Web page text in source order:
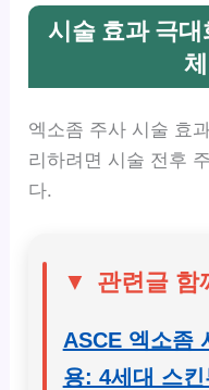
시술 효과 극
엑소좀 주사 시술 효
리하려면 시술 전후
다.
▼ 관련글 함
ASCE 엑소좀
용: 4세대 스